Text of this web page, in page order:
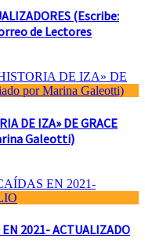
(Escribe:
de Lectores
DE IZA» DE GRACE
Galeotti)
EN 2021- ACTUALIZADO